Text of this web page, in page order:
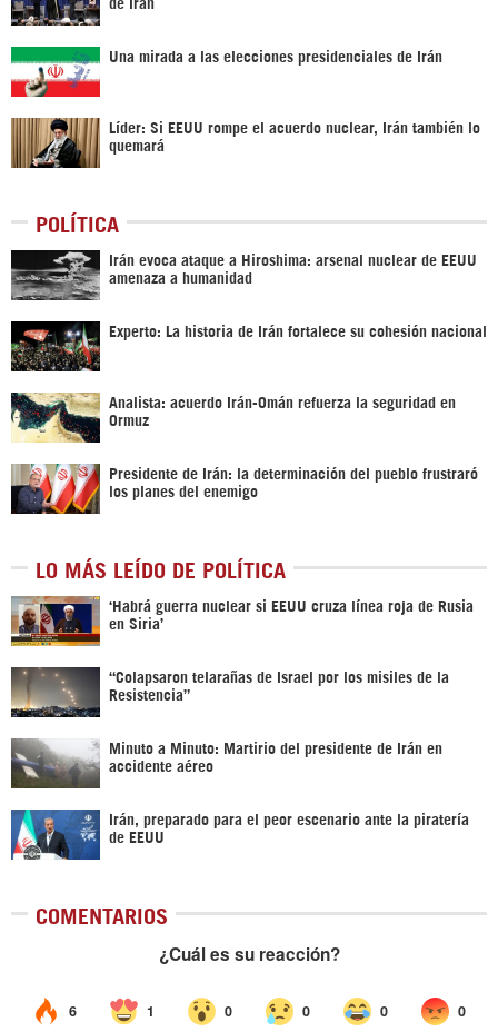
de Irán
Una mirada a las elecciones presidenciales de Irán
Líder: Si EEUU rompe el acuerdo nuclear, Irán también lo
quemará
POLÍTICA
Irán evoca ataque a Hiroshima: arsenal nuclear de EEUU
amenaza a humanidad
Experto: La historia de Irán fortalece su cohesión nacional
Analista: acuerdo Irán-Omán refuerza la seguridad en
Ormuz
Presidente de Irán: la determinación del pueblo frustraró
los planes del enemigo
LO MÁS LEÍDO DE POLÍTICA
‎‘Habrá guerra nuclear si EEUU cruza línea roja de Rusia
en Siria’‎
“Colapsaron telarañas de Israel por los misiles de la
Resistencia”
Minuto a Minuto: Martirio del presidente de Irán en
accidente aéreo
Irán, preparado para el peor escenario ante la piratería
de EEUU
COMENTARIOS